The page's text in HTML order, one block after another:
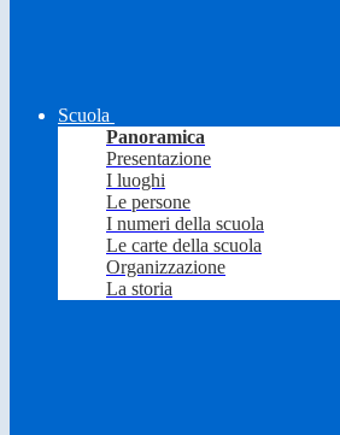
Scuola
Panoramica
Presentazione
I luoghi
Le persone
I numeri della scuola
Le carte della scuola
Organizzazione
La storia